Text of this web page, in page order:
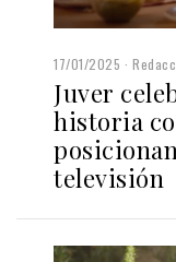
17/01/2025
Juver
historia
televisión